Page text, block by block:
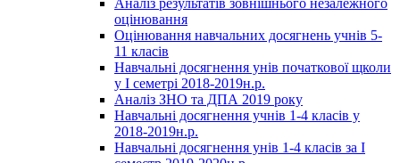
оцінювання
Оцінювання навчальних досягнень учнів 5-
11 класів
Навчальні досягнення унів початкової щколи
у І семетрі 2018-2019н.р.
Аналіз ЗНО та ДПА 2019 року
Навчальні досягнення учнів 1-4 класів у
2018-2019н.р.
Навчальні досягнення унів 1-4 класів за І